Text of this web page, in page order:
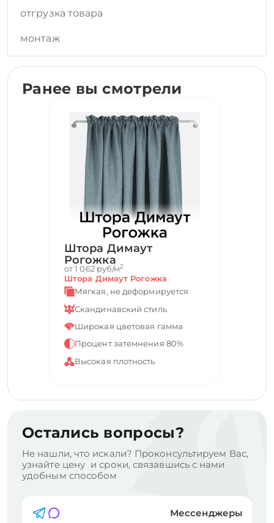
отгрузка товара
монтаж
Ранее вы смотрели
Штора Димаут
Рогожка
от 1 062 руб/м2
Штора Димаут Рогожка
Мягкая, не деформируется
Скандинавский стиль
Широкая цветовая гамма
Процент затемнения 80%
Высокая плотность
Остались вопросы?
Не нашли, что искали? Проконсультируем Вас,
узнайте цену и сроки, связавшись с нами
удобным способом
Мессенджеры